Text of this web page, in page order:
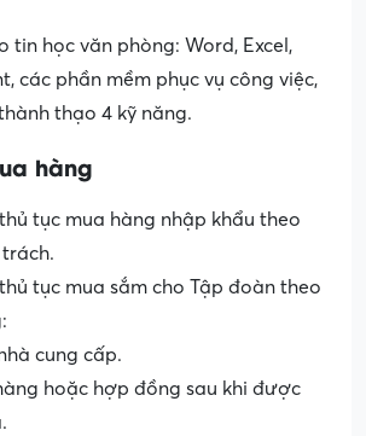
tin học văn phòng: Word, Excel,
các phần mềm phục vụ công việc,
thạo 4 kỹ năng.
hàng
tục mua hàng nhập khẩu theo
tục mua sắm cho Tập đoàn theo
cung cấp.
hoặc hợp đồng sau khi được